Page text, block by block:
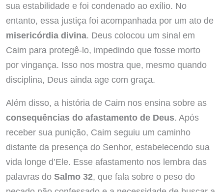
sua estabilidade e foi condenado ao exílio. No
entanto, essa justiça foi acompanhada por um ato de
misericórdia divina. Deus colocou um sinal em
Caim para protegê-lo, impedindo que fosse morto
por vingança. Isso nos mostra que, mesmo quando
disciplina, Deus ainda age com graça.
Além disso, a história de Caim nos ensina sobre as
consequências do afastamento de Deus. Após
receber sua punição, Caim seguiu um caminho
distante da presença do Senhor, estabelecendo sua
vida longe d’Ele. Esse afastamento nos lembra das
palavras do Salmo 32, que fala sobre o peso do